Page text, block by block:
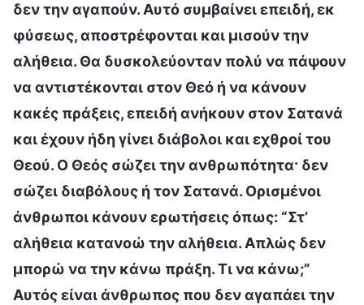
δεν την αγαπούν. Αυτό συμβαίνει επειδή, εκ
φύσεως, αποστρέφονται και μισούν την
αλήθεια. Θα δυσκολεύονταν πολύ να πάψουν
να αντιστέκονται στον Θεό ή να κάνουν
κακές πράξεις, επειδή ανήκουν στον Σατανά
και έχουν ήδη γίνει διάβολοι και εχθροί του
Θεού. Ο Θεός σώζει την ανθρωπότητα· δεν
σώζει διαβόλους ή τον Σατανά. Ορισμένοι
άνθρωποι κάνουν ερωτήσεις όπως: “Στ’
αλήθεια κατανοώ την αλήθεια. Απλώς δεν
μπορώ να την κάνω πράξη. Τι να κάνω;”
Αυτός είναι άνθρωπος που δεν αγαπάει την